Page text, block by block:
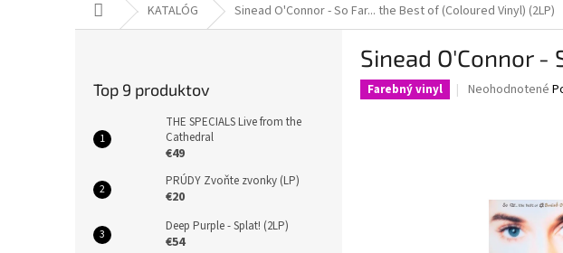
DomovKATALÓG Sinead O'Connor - So Far... the Best of (Coloured Vinyl) (2LP)
Top 9 produktov
THE SPECIALS Live from the
Cathedral
€49
PRÚDY Zvoňte zvonky (LP)
€20
Deep Purple - Splat! (2LP)
€54
Sinead O'Connor -
Farebný vinyl
Priemerné
hviezdičiek.
Neohodnotené